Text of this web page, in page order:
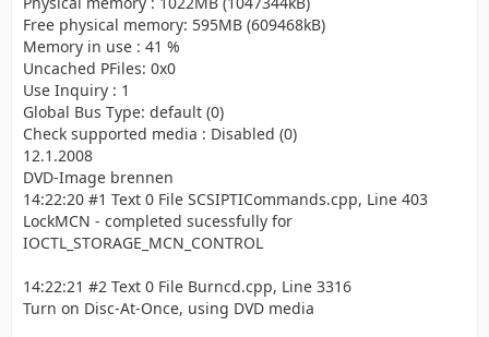
Free physical memory: 595MB (609468kB)
Memory in use : 41 %
Uncached PFiles: 0x0
Use Inquiry : 1
Global Bus Type: default (0)
Check supported media : Disabled (0)
12.1.2008
DVD-Image brennen
14:22:20 #1 Text 0 File SCSIPTICommands.cpp, Line 403
LockMCN - completed sucessfully for
IOCTL_STORAGE_MCN_CONTROL
14:22:21 #2 Text 0 File Burncd.cpp, Line 3316
Turn on Disc-At-Once, using DVD media